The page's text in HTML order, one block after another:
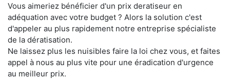
Vous aimeriez bénéficier d'un prix deratiseur en
adéquation avec votre budget ? Alors la solution c'est
d'appeler au plus rapidement notre entreprise spécialiste
de la dératisation.
Ne laissez plus les nuisibles faire la loi chez vous, et faites
appel à nous au plus vite pour une éradication d'urgence
au meilleur prix.